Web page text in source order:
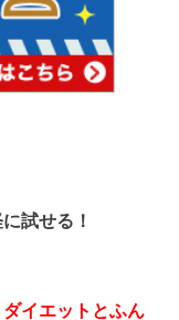
試せる！
ダイエットとふん